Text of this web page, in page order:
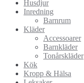
Husdjur
Inredning
Barnrum
Kläder
Accessoarer
Barnkläder
Tonårskläder
Kök
Kropp & Hälsa